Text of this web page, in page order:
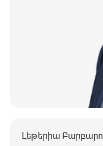
Լեթերիա Բարբարո